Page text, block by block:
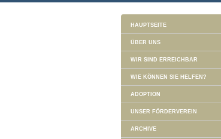
HAUPTSEITE
ÜBER UNS
WIR SIND ERREICHBAR
WIE KÖNNEN SIE HELFEN?
ADOPTION
UNSER FÖRDERVEREIN
ARCHIVE